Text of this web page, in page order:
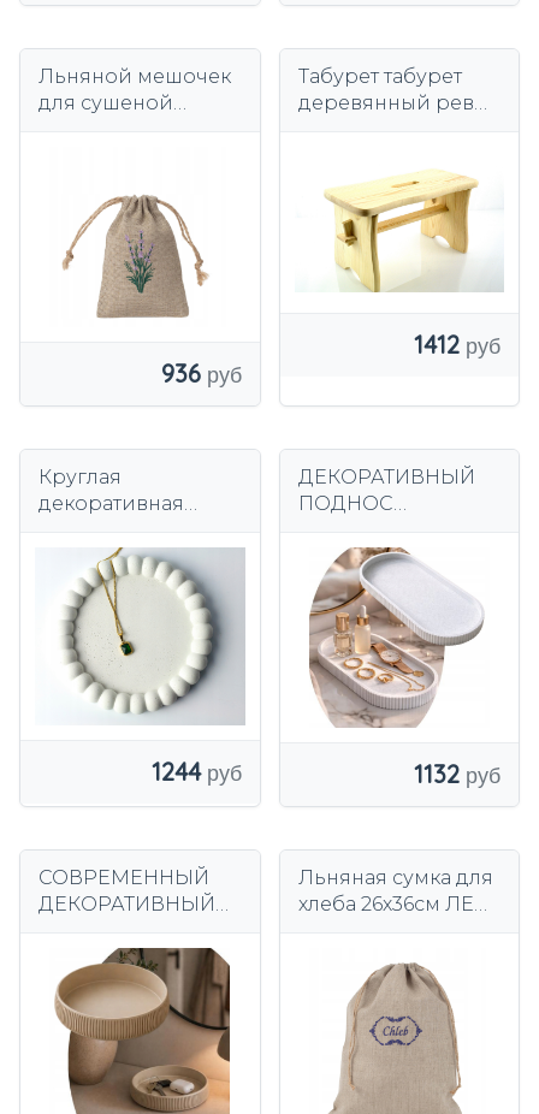
Льняной мешочек
для сушеной
936
Табурет табурет
деревянный рев
1412
Круглая
декоративная
аксессуаров Белый
BUBBLE
1244
ДЕКОРАТИВНЫЙ
ПОДНОС
РЕБРИСТЫЙ С 3D
ПРИНТОМ
ЭЛЕГАНТНЫЙ ДЛЯ
ДОМА 20х9 СМ
1132
СОВРЕМЕННЫЙ
ДЕКОРАТИВНЫЙ
JAPANDI SKANDI
БЕЖЕВЫЙ
КРУГЛЫЙ 17 СМ
Льняная сумка для
хлеба 26х36см ЛЕН
ВЫШИВКОЙ 100%